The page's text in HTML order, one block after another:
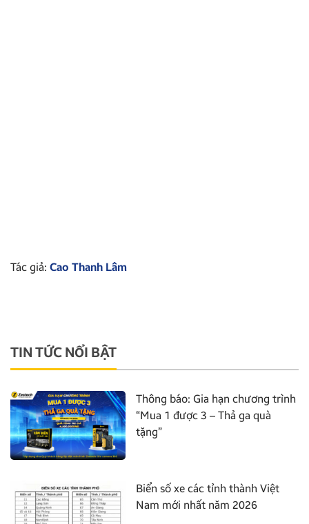
Tác giả: Cao Thanh Lâm
TIN TỨC NỔI BẬT
Thông báo: Gia hạn chương trình
“Mua 1 được 3 – Thả ga quà
tặng”
Biển số xe các tỉnh thành Việt
Nam mới nhất năm 2026